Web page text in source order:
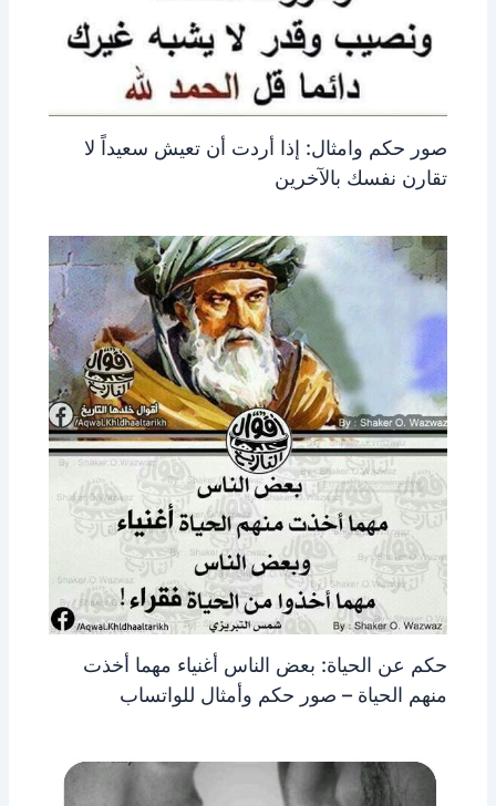
صور حكم وامثال: إذا أردت أن تعيش سعيداً لا
تقارن نفسك بالآخرين
حكم عن الحياة: بعض الناس أغنياء مهما أخذت
منهم الحياة – صور حكم وأمثال للواتساب